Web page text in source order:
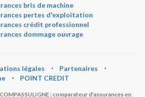
bris de machine
pertes d'exploitation
crédit professionnel
dommage ouvrage
légales ⋅ Partenaires
⋅
⋅ POINT CREDIT
: comparateur d'assurances en